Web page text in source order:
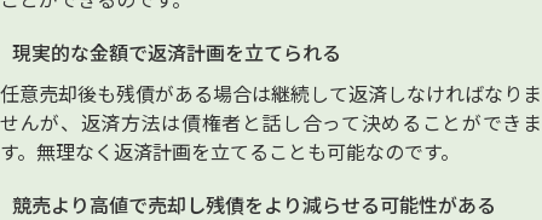
現実的な金額で返済計画を立てられる
任意売却後も残債がある場合は継続して返済しなければなりま
せんが、返済方法は債権者と話し合って決めることができま
す。無理なく返済計画を立てることも可能なのです。
競売より高値で売却し残債をより減らせる可能性がある